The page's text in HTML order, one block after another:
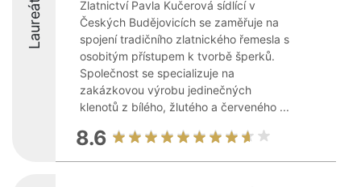
Laureáti
Zlatnictví Pavla Kučerová sídlící v
Českých Budějovicích se zaměřuje na
spojení tradičního zlatnického řemesla s
osobitým přístupem k tvorbě šperků.
Společnost se specializuje na
zakázkovou výrobu jedinečných
klenotů z bílého, žlutého a červeného ...
8.6